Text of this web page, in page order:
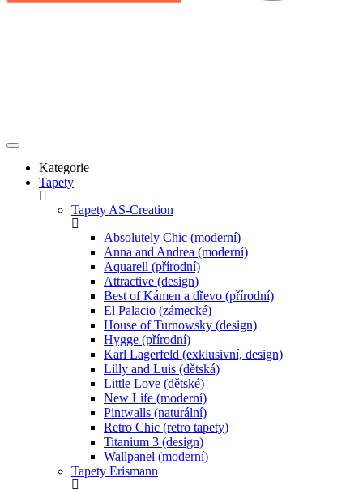
Kategorie
Tapety
Tapety AS-Creation
Absolutely Chic (moderní)
Anna and Andrea (moderní)
Aquarell (přírodní)
Attractive (design)
Best of Kámen a dřevo (přírodní)
El Palacio (zámecké)
House of Turnowsky (design)
Hygge (přírodní)
Karl Lagerfeld (exklusivní, design)
Lilly and Luis (dětská)
Little Love (dětské)
New Life (moderní)
Pintwalls (naturální)
Retro Chic (retro tapety)
Titanium 3 (design)
Wallpanel (moderní)
Tapety Erismann